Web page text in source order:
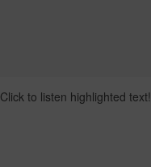
Click to listen highlighted text!